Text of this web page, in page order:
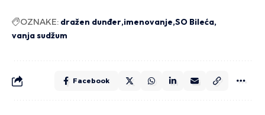
OZNAKE: dražen dunđer imenovanje SO Bileća
vanja sudžum
Facebook